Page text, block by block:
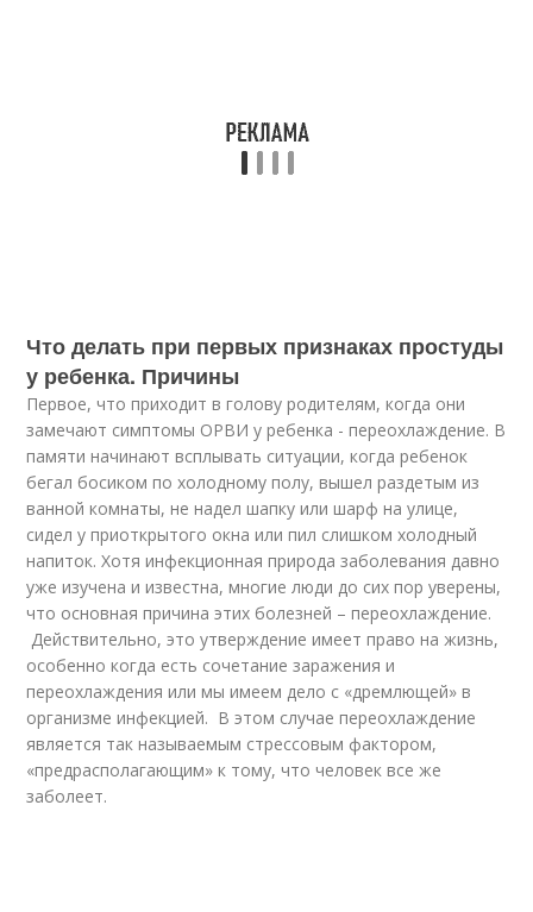
Что делать при первых признаках простуды
у ребенка. Причины
Первое, что приходит в голову родителям, когда они
замечают симптомы ОРВИ у ребенка - переохлаждение. В
памяти начинают всплывать ситуации, когда ребенок
бегал босиком по холодному полу, вышел раздетым из
ванной комнаты, не надел шапку или шарф на улице,
сидел у приоткрытого окна или пил слишком холодный
напиток. Хотя инфекционная природа заболевания давно
уже изучена и известна, многие люди до сих пор уверены,
что основная причина этих болезней – переохлаждение.
Действительно, это утверждение имеет право на жизнь,
особенно когда есть сочетание заражения и
переохлаждения или мы имеем дело с «дремлющей» в
организме инфекцией. В этом случае переохлаждение
является так называемым стрессовым фактором,
«предрасполагающим» к тому, что человек все же
заболеет.